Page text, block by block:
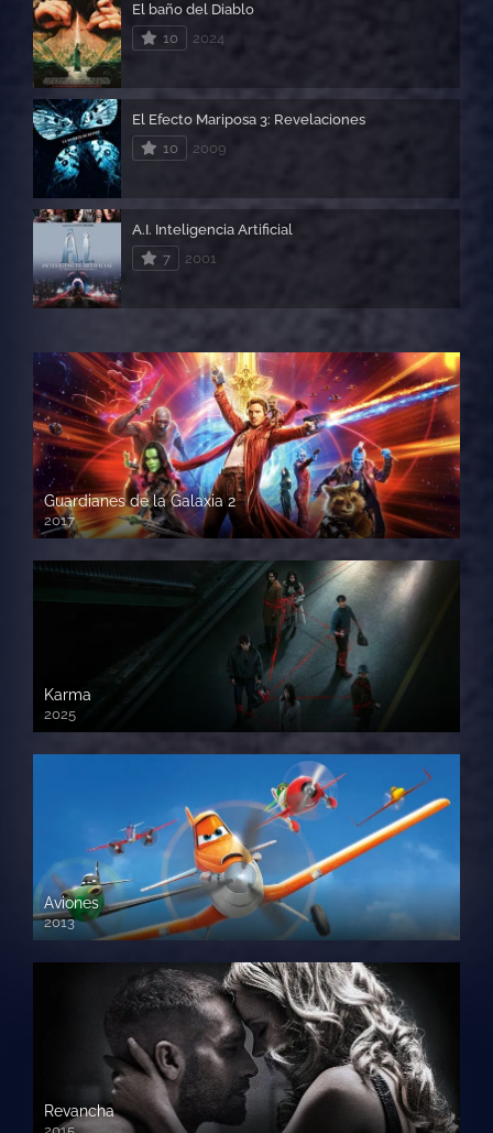
El baño del Diablo
10
2024
El Efecto Mariposa 3: Revelaciones
10
2009
A.I. Inteligencia Artificial
7
2001
Guardianes de la Galaxia 2
2017
720p HD
Karma
2025
Aviones
2013
720 HD
Revancha